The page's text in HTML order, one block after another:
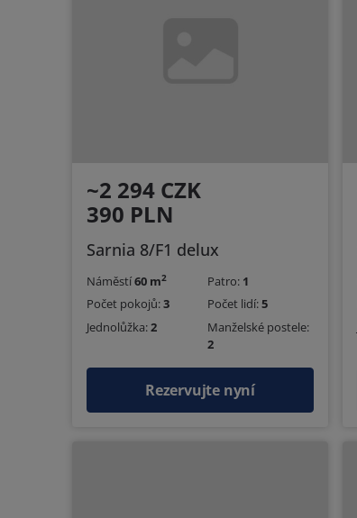
~2 294 CZK
390 PLN
Sarnia 8/F1 delux
Náměstí60 m2 Patro: 1
Počet pokojů:3 Počet lidí:5
Jednolůžka:2
Manželské postele:
2
Rezervujte nyní